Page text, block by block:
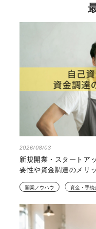
2026/08/03
新規開業・スタートア
要性や資金調達のメリ
開業ノウハウ 資金・手続